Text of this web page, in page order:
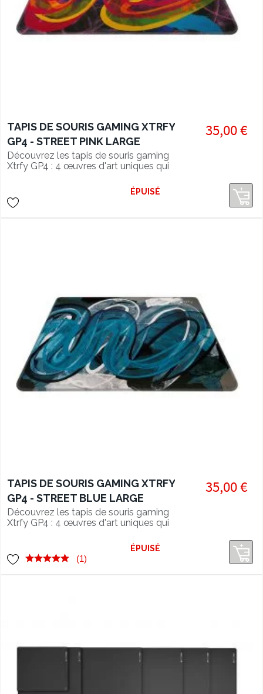
TAPIS DE SOURIS GAMING XTRFY
GP4 - STREET PINK LARGE
Découvrez les tapis de souris gaming
Xtrfy GP4 : 4 œuvres d'art uniques qui
35,00 €
ÉPUISÉ
TAPIS DE SOURIS GAMING XTRFY
GP4 - STREET BLUE LARGE
Découvrez les tapis de souris gaming
Xtrfy GP4 : 4 œuvres d'art uniques qui
35,00 €
(1)
ÉPUISÉ